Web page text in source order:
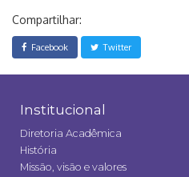
Compartilhar:
Facebook Twitter
Institucional
Diretoria Acadêmica
História
Missão, visão e valores